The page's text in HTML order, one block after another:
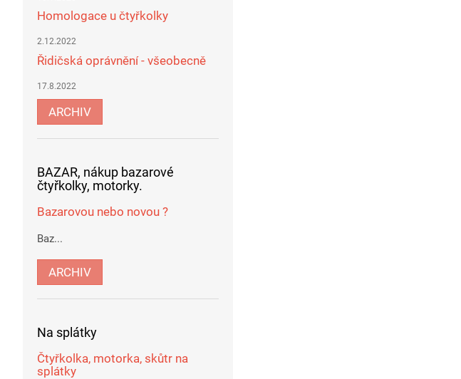
Homologace u čtyřkolky
2.12.2022
Řidičská oprávnění - všeobecně
17.8.2022
ARCHIV
BAZAR, nákup bazarové
čtyřkolky, motorky.
Bazarovou nebo novou ?
Baz...
ARCHIV
Na splátky
Čtyřkolka, motorka, skůtr na
splátky